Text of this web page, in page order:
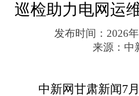
巡检助力电网运
发布时间： 2026
来源： 中
中新网甘肃新闻7月